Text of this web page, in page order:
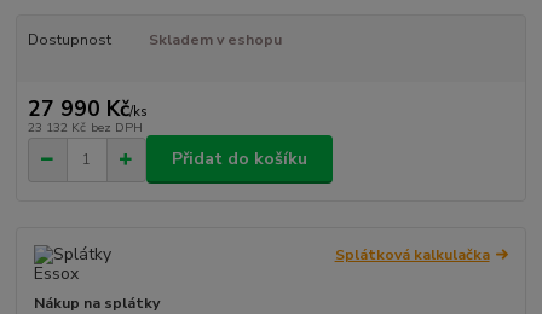
Dostupnost Skladem v eshopu
27 990 Kč/ks
23 132 Kč bez DPH
Přidat do košíku
Splátková kalkulačka
Nákup na splátky